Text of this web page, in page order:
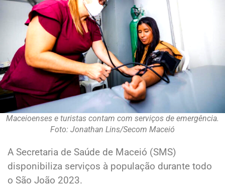
Maceioenses e turistas contam com serviços de emergência.
Foto: Jonathan Lins/Secom Maceió
A Secretaria de Saúde de Maceió (SMS)
disponibiliza serviços à população durante todo
o São João 2023.